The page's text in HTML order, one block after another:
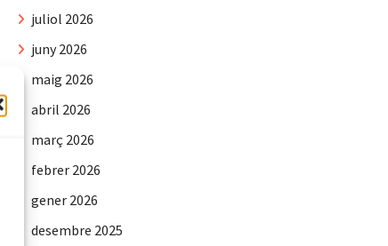
juliol 2026
juny 2026
maig 2026
abril 2026
març 2026
febrer 2026
gener 2026
desembre 2025